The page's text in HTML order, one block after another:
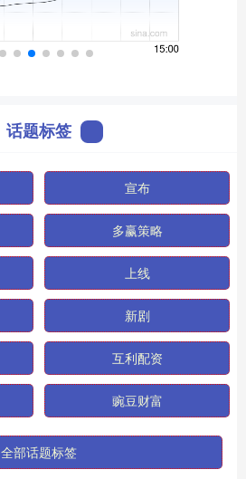
话题标签
宣布
多赢策略
上线
新剧
互利配资
豌豆财富
全部话题标签